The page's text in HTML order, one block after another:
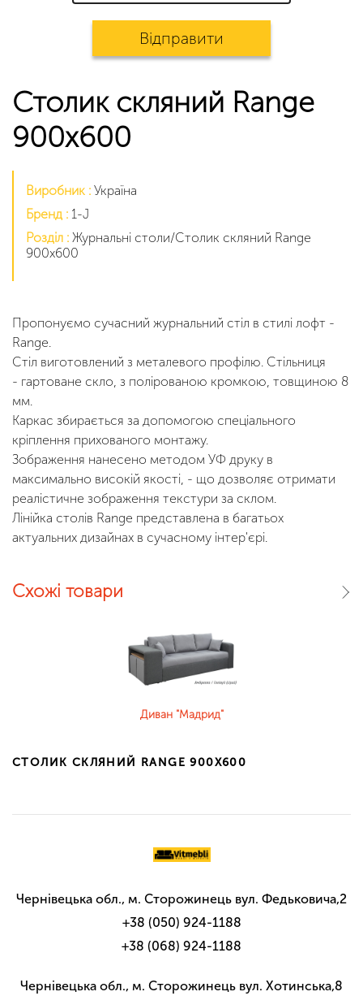
Відправити
Столик скляний Range
900x600
Виробник : Україна
Бренд : 1-J
Розділ : Журнальні столи/Столик скляний Range
900x600
Пропонуємо сучасний журнальний стіл в стилі лофт -
Range.
Стіл виготовлений з металевого профілю. Стільниця
- гартоване скло, з полірованою кромкою, товщиною 8
мм.
Каркас збирається за допомогою спеціального
кріплення прихованого монтажу.
Зображення нанесено методом УФ друку в
максимально високій якості, - що дозволяє отримати
реалістичне зображення текстури за склом.
Лінійка столів Range представлена в багатьох
актуальних дизайнах в сучасному інтер'єрі.
Схожі товари
Диван "Мадрид"
СТОЛИК СКЛЯНИЙ RANGE 900X600
Чернівецька обл., м. Сторожинець вул. Федьковича,2
+38 (050) 924-1188
+38 (068) 924-1188
Чернівецька обл., м. Сторожинець вул. Хотинська,8